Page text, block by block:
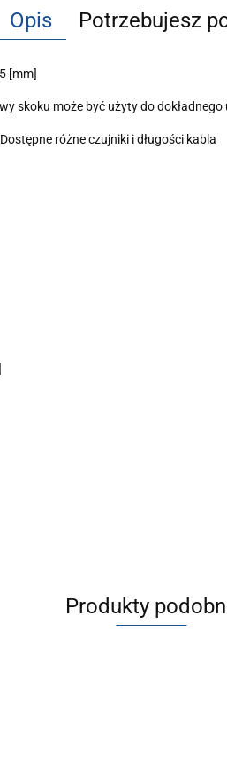
Opis Potrzebujesz
[mm]
skoku może być użyty do
różne czujniki i długości kabla
Produkty